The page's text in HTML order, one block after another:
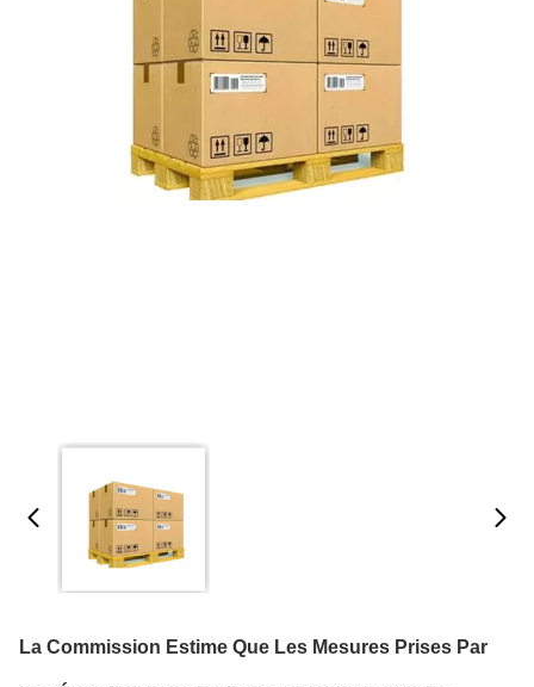
La Commission Estime Que Les Mesures Prises Par